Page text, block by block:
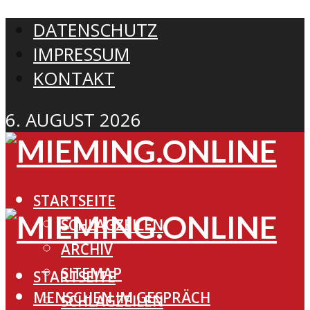
DATENSCHUTZ
IMPRESSUM
KONTAKT
6. AUGUST 2026
STARTSEITE
SCHLAGZEILEN
ARCHIV
SITEMAP
MENSCHEN IM GESPRÄCH
STARTSEITE
SCHLAGZEILEN